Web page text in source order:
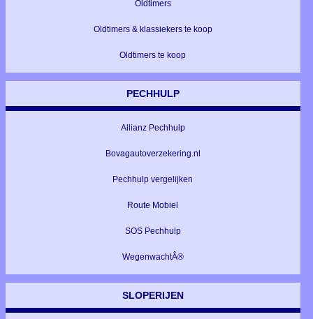
Oldtimers
Oldtimers & klassiekers te koop
Oldtimers te koop
PECHHULP
Allianz Pechhulp
Bovagautoverzekering.nl
Pechhulp vergelijken
Route Mobiel
SOS Pechhulp
WegenwachtÂ®
SLOPERIJEN